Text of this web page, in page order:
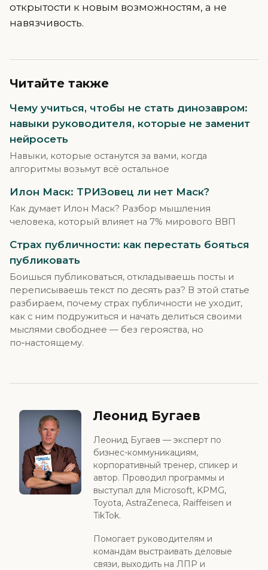
открытости к новым возможностям, а не
навязчивость.
Читайте также
Чему учиться, чтобы не стать динозавром:
навыки руководителя, которые не заменит
нейросеть
Навыки, которые останутся за вами, когда
алгоритмы возьмут всё остальное
Илон Маск: ТРИЗовец ли нет Маск?
Как думает Илон Маск? Разбор мышления
человека, который влияет на 7% мирового ВВП
Страх публичности: как перестать бояться
публиковать
Боишься публиковаться, откладываешь посты и
переписываешь текст по десять раз? В этой статье
разбираем, почему страх публичности не уходит,
как с ним подружиться и начать делиться своими
мыслями свободнее — без герояства, но
по‑настоящему.
Леонид Бугаев
Леонид Бугаев — эксперт по
бизнес-коммуникациям,
корпоративный тренер, спикер и
автор. Проводил программы и
выступал для Microsoft, KPMG,
Toyota, AstraZeneca, Raiffeisen и
TikTok.
Помогает руководителям и
командам выстраивать деловые
связи, выходить на ЛПР и